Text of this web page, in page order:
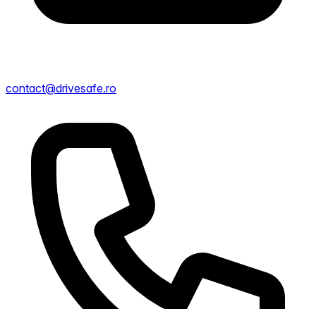
contact@drivesafe.ro